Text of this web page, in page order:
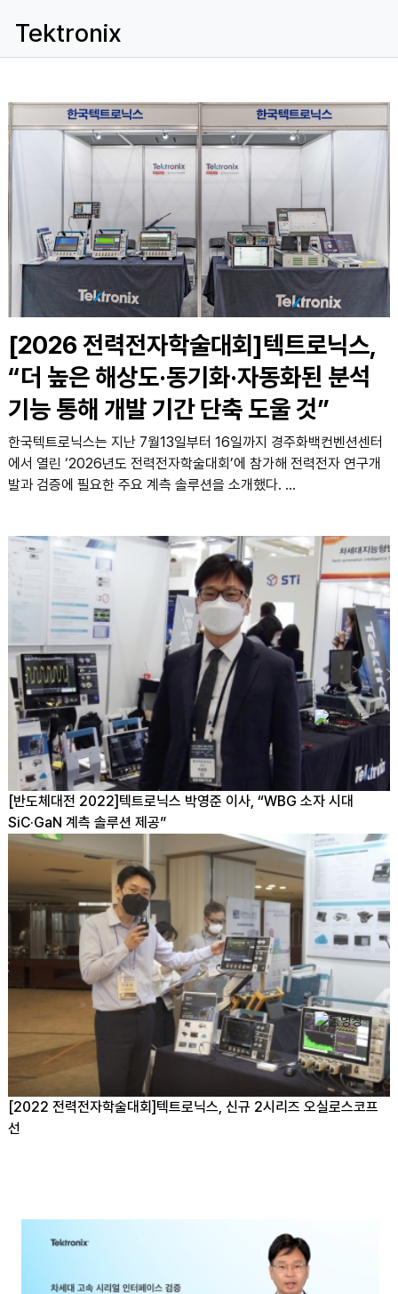
Tektronix
[2026 전력전자학술대회]텍트로닉스,
“더 높은 해상도·동기화·자동화된 분석
기능 통해 개발 기간 단축 도울 것”
한국텍트로닉스는 지난 7월13일부터 16일까지 경주화백컨벤션센터
에서 열린 ‘2026년도 전력전자학술대회’에 참가해 전력전자 연구개
발과 검증에 필요한 주요 계측 솔루션을 소개했다. ...
[반도체대전 2022]텍트로닉스 박영준 이사, “WBG 소자 시대
SiC·GaN 계측 솔루션 제공”
[2022 전력전자학술대회]텍트로닉스, 신규 2시리즈 오실로스코프
선